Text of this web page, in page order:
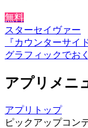
無料
スターセイヴァー
『カウンターサイ
グラフィックでお
アプリメニ
アプリトップ
ピックアップコン